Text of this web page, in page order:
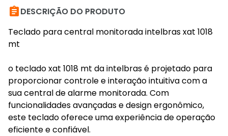
DESCRIÇÃO DO PRODUTO
Teclado para central monitorada intelbras xat 1018
mt
o teclado xat 1018 mt da intelbras é projetado para
proporcionar controle e interação intuitiva com a
sua central de alarme monitorada. Com
funcionalidades avançadas e design ergonômico,
este teclado oferece uma experiência de operação
eficiente e confiável.